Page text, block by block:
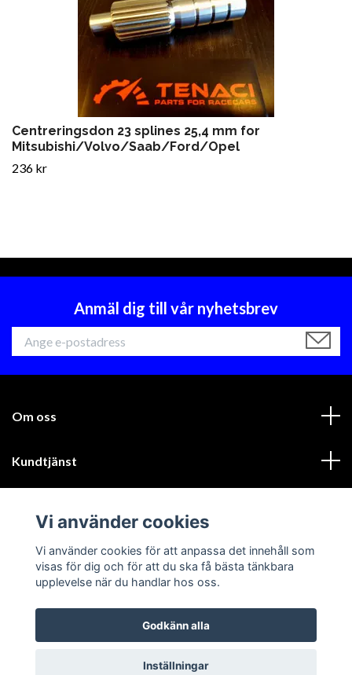
Centreringsdon 23 splines 25,4 mm for
Mitsubishi/Volvo/Saab/Ford/Opel
236 kr
Anmäl dig till vår nyhetsbrev
Om oss
Kundtjänst
Sociala medier
© 2026 GIK Racing AB
Vi använder cookies
Vi använder cookies för att anpassa det innehåll som
visas för dig och för att du ska få bästa tänkbara
upplevelse när du handlar hos oss.
Godkänn alla
Inställningar